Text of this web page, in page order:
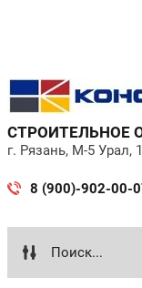
СТРОИТЕЛЬНОЕ
г. Рязань, М-5 Урал,
8 (900)-902-00-